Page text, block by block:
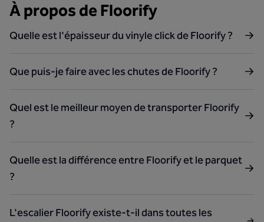
À propos de Floorify
Quelle est l'épaisseur du vinyle click de Floorify ?
Que puis-je faire avec les chutes de Floorify ?
Quel est le meilleur moyen de transporter Floorify
?
Quelle est la différence entre Floorify et le parquet
?
L'escalier Floorify existe-t-il dans toutes les